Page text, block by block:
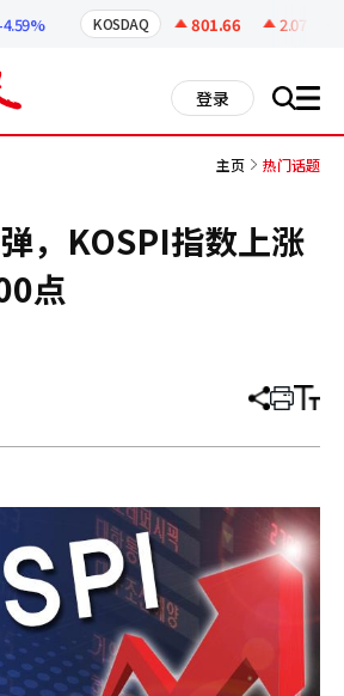
KOSDAQ 801.66 2.07
登录 搜 all
主页 热门话题
，KOSPI指数上涨
点
分
章
打 调
小